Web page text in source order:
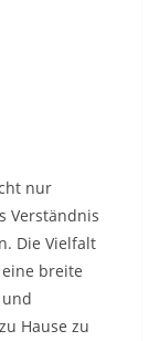
nur
Verständnis
Die Vielfalt
breite
Hause zu